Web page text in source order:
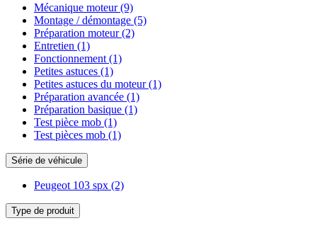
Mécanique moteur(9)
Montage / démontage (5)
Préparation moteur(2)
Entretien (1)
Fonctionnement (1)
Petites astuces (1)
Petites astuces du moteur(1)
Préparation avancée (1)
Préparation basique (1)
Test pièce mob (1)
Test pièces mob (1)
Série de véhicule
Peugeot 103 spx (2)
Type de produit